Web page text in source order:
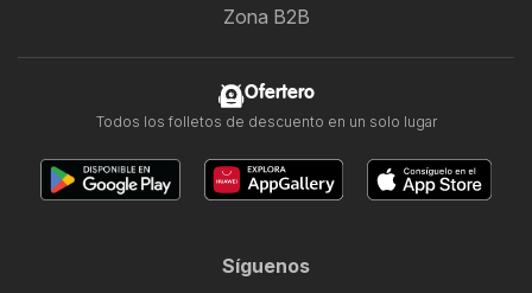
Zona B2B
Ofertero
Todos los folletos de descuento en un solo lugar
Síguenos